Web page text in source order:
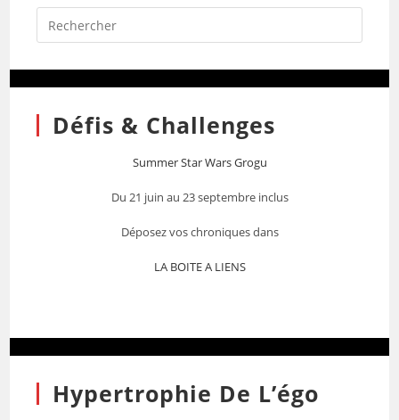
Défis & Challenges
Summer Star Wars Grogu
Du 21 juin au 23 septembre inclus
Déposez vos chroniques dans
LA BOITE A LIENS
Hypertrophie De L’égo